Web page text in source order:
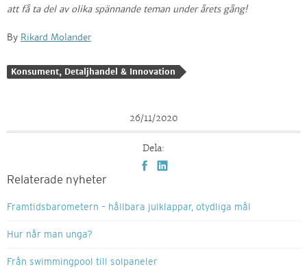
att få ta del av olika spännande teman under årets gång!
By Rikard Molander
Konsument, Detaljhandel & Innovation
26/11/2020
Dela:
Relaterade nyheter
Framtidsbarometern – hållbara julklappar, otydliga mål
Hur når man unga?
Från swimmingpool till solpaneler